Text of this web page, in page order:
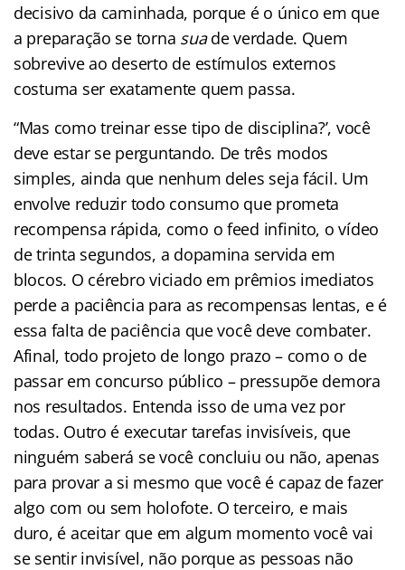
decisivo da caminhada, porque é o único em que
a preparação se torna suade verdade. Quem
sobrevive ao deserto de estímulos externos
costuma ser exatamente quem passa.
“Mas como treinar esse tipo de disciplina?’, você
deve estar se perguntando. De três modos
simples, ainda que nenhum deles seja fácil. Um
envolve reduzir todo consumo que prometa
recompensa rápida, como o feed infinito, o vídeo
de trinta segundos, a dopamina servida em
blocos. O cérebro viciado em prêmios imediatos
perde a paciência para as recompensas lentas, e é
essa falta de paciência que você deve combater.
Afinal, todo projeto de longo prazo – como o de
passar em concurso público – pressupõe demora
nos resultados. Entenda isso de uma vez por
todas. Outro é executar tarefas invisíveis, que
ninguém saberá se você concluiu ou não, apenas
para provar a si mesmo que você é capaz de fazer
algo com ou sem holofote. O terceiro, e mais
duro, é aceitar que em algum momento você vai
se sentir invisível, não porque as pessoas não